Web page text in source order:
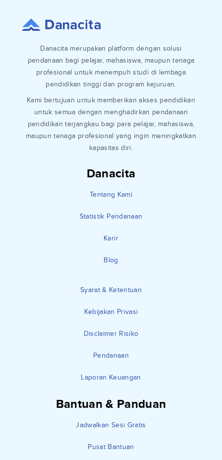
Danacita
Tentang Kami
Statistik Pendanaan
Karir
Blog
Syarat & Ketentuan
Kebijakan Privasi
Disclaimer Risiko
Pendanaan
Laporan Keuangan
Bantuan & Panduan
Jadwalkan Sesi Gratis
Pusat Bantuan
Danacita merupakan platform dengan solusi
pendanaan bagi pelajar, mahasiswa, maupun tenaga
profesional untuk menempuh studi di lembaga
pendidikan tinggi dan program kejuruan.
Kami bertujuan untuk memberikan akses pendidikan
untuk semua dengan menghadirkan pendanaan
pendidikan terjangkau bagi para pelajar, mahasiswa,
maupun tenaga profesional yang ingin meningkatkan
kapasitas diri.